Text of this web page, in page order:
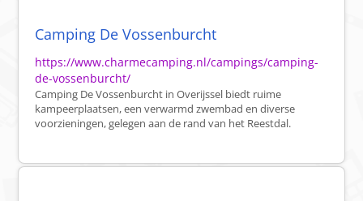
Camping De Vossenburcht
https://www.charmecamping.nl/campings/camping-
de-vossenburcht/
Camping De Vossenburcht in Overijssel biedt ruime
kampeerplaatsen, een verwarmd zwembad en diverse
voorzieningen, gelegen aan de rand van het Reestdal.